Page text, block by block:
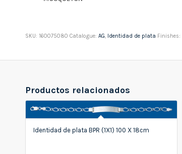
SKU: 160075080 Catalogue: AG, Identidad de plata Finishes:
Productos relacionados
Identidad de plata BPR (1X1) 100 X 18cm